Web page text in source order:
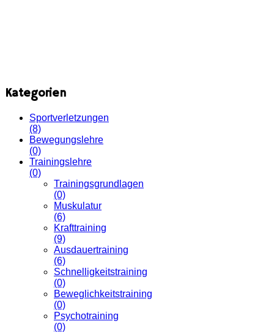
Kategorien
Sportverletzungen
(8)
Bewegungslehre
(0)
Trainingslehre
(0)
Trainingsgrundlagen
(0)
Muskulatur
(6)
Krafttraining
(9)
Ausdauertraining
(6)
Schnelligkeitstraining
(0)
Beweglichkeitstraining
(0)
Psychotraining
(0)